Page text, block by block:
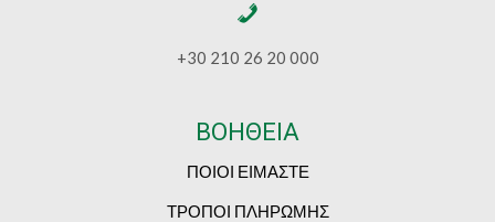
+30 210 26 20 000
ΒΟΗΘΕΙΑ
ΠΟΙΟΙ ΕΙΜΑΣΤΕ
ΤΡΟΠΟΙ ΠΛΗΡΩΜΗΣ